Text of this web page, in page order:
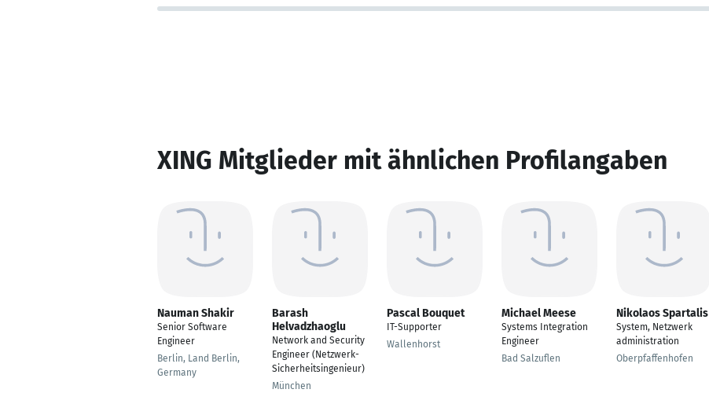
XING Mitglieder mit ähnlichen Profilangaben
Nauman Shakir
Senior Software
Engineer
Berlin, Land Berlin,
Germany
Barash
Helvadzhaoglu
Network and Security
Engineer (Netzwerk-
Sicherheitsingenieur)
München
Pascal Bouquet
IT-Supporter
Wallenhorst
Michael Meese
Systems Integration
Engineer
Bad Salzuflen
Nikolaos Spartalis
System, Netzwerk
administration
Oberpfaffenhofen